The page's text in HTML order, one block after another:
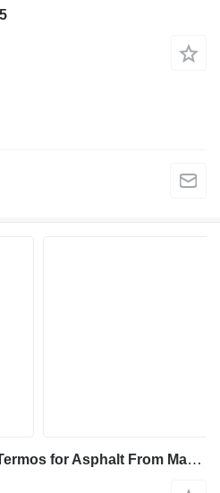
TICAB Asphalt Hot Box/Termos for Asphalt From Manufacturer